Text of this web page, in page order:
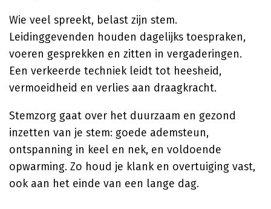
Wie veel spreekt, belast zijn stem.
Leidinggevenden houden dagelijks toespraken,
voeren gesprekken en zitten in vergaderingen.
Een verkeerde techniek leidt tot heesheid,
vermoeidheid en verlies aan draagkracht.
Stemzorg gaat over het duurzaam en gezond
inzetten van je stem: goede ademsteun,
ontspanning in keel en nek, en voldoende
opwarming. Zo houd je klank en overtuiging vast,
ook aan het einde van een lange dag.